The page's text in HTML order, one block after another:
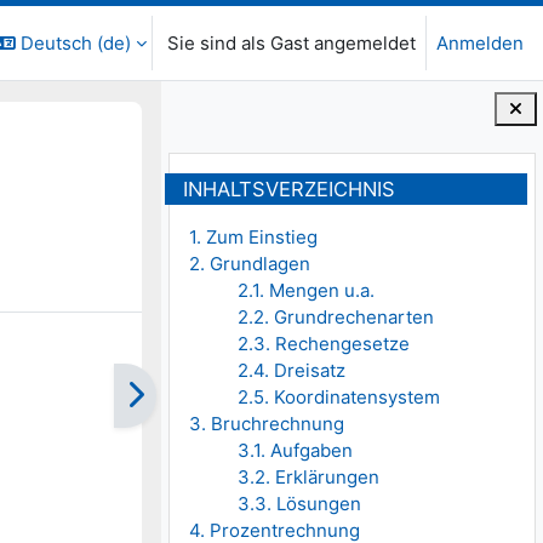
Deutsch ‎(de)‎ Sie sind als Gast angemeldet Anmelden
Blöcke
INHALTSVERZEICHNIS
1. Zum Einstieg
2. Grundlagen
2.1. Mengen u.a.
2.2. Grundrechenarten
2.3. Rechengesetze
2.4. Dreisatz
2.5. Koordinatensystem
3. Bruchrechnung
3.1. Aufgaben
3.2. Erklärungen
3.3. Lösungen
4. Prozentrechnung